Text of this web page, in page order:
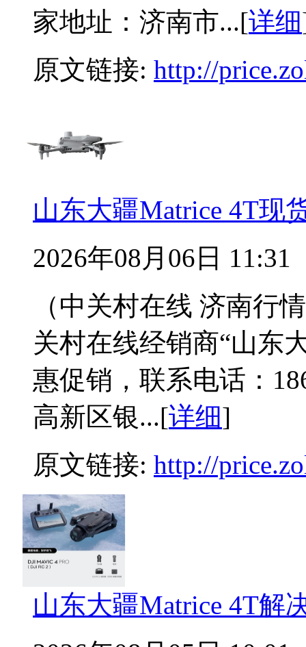
家地址：济南市...[详细
原文链接: http://
山东大疆Matrice 4T现
2026年08月06日 11:31
（中关村在线 济南行
关村在线经销商“山东
惠促销，联系电话：
高新区银...[详细]
原文链接: http://
山东大疆Matrice 4T解